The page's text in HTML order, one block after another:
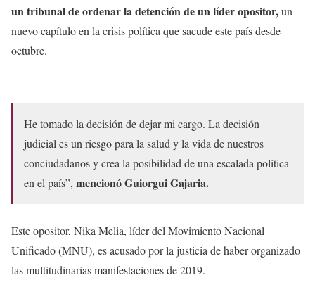
un tribunal de ordenar la detención de un líder opositor,un
nuevo capítulo en la crisis política que sacude este país desde
octubre.
He tomado la decisión de dejar mi cargo. La decisión
judicial es un riesgo para la salud y la vida de nuestros
conciudadanos y crea la posibilidad de una escalada política
en el país”, mencionó Guiorgui Gajaria.
Este opositor, Nika Melia, líder del Movimiento Nacional
Unificado (MNU), es acusado por la justicia de haber organizado
las multitudinarias manifestaciones de 2019.